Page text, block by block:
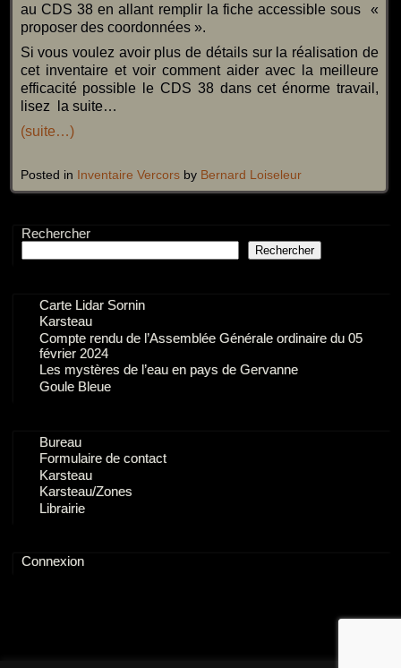
au CDS 38 en allant remplir la fiche accessible sous «
proposer des coordonnées ».
Si vous voulez avoir plus de détails sur la réalisation de
cet inventaire et voir comment aider avec la meilleure
efficacité possible le CDS 38 dans cet énorme travail,
lisez la suite…
(suite…)
Posted in Inventaire Vercorsby Bernard Loiseleur
Rechercher
Rechercher
Carte Lidar Sornin
Karsteau
Compte rendu de l’Assemblée Générale ordinaire du 05
février 2024
Les mystères de l’eau en pays de Gervanne
Goule Bleue
Bureau
Formulaire de contact
Karsteau
Karsteau/Zones
Librairie
Connexion